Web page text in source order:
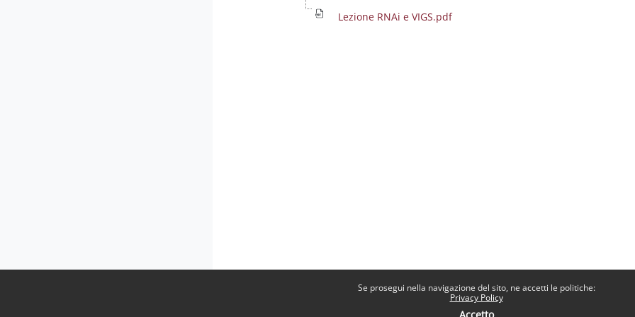
Se prosegui nella navigazione del sito, ne accetti le politiche:
Privacy Policy
Lezione RNAi e VIGS.pdf